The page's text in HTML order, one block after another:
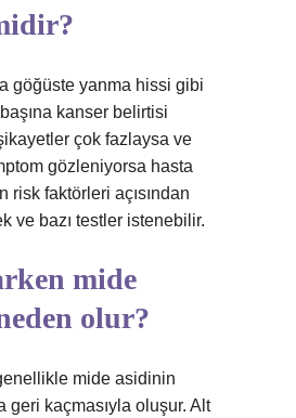
göğüste yanma hissi gibi
kanser belirtisi
çok fazlaysa ve
gözleniyorsa hasta
risk faktörleri açısından
ve bazı testler istenebilir.
mide
olur?
mide asidinin
geri kaçmasıyla oluşur. Alt